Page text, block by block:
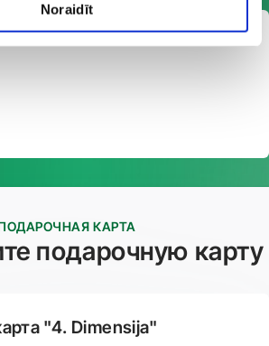
Noraidīt
КАРТА
подарочную карту
"4. Dimensija"